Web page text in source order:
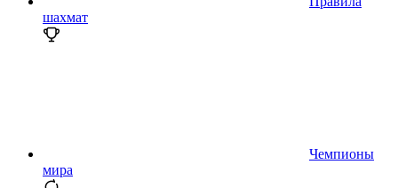
шахмат
Чемпионы
мира